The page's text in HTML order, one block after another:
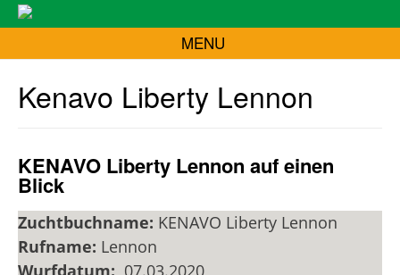
MENU
Kenavo Liberty Lennon
KENAVO Liberty Lennon auf einen
Blick
Zuchtbuchname: KENAVO Liberty Lennon
Rufname: Lennon
Wurfdatum: 07.03.2020